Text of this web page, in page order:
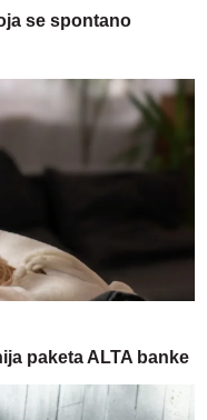
se spontano
paketa ALTA banke